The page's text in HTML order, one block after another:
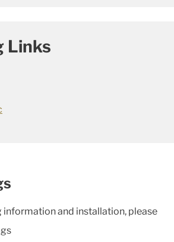
Links
information and installation, please